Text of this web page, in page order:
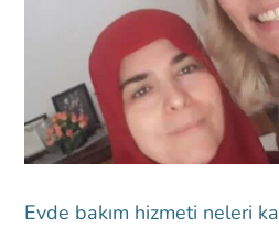
Evde bakım hizmeti neleri